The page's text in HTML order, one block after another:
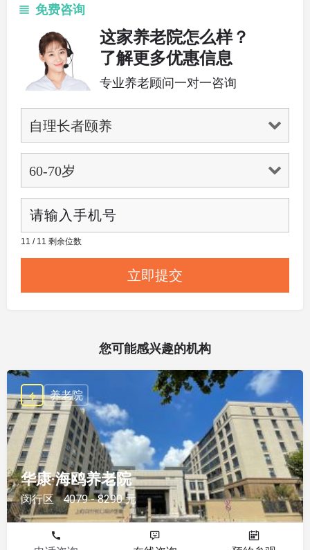
免费咨询
这家养老院怎么样？
了解更多优惠信息
专业养老顾问一对一咨询
11 / 11 剩余位数
您可能感兴趣的机构
华康·海鸥养老院
闵行区 4079 - 8290 元
养老院